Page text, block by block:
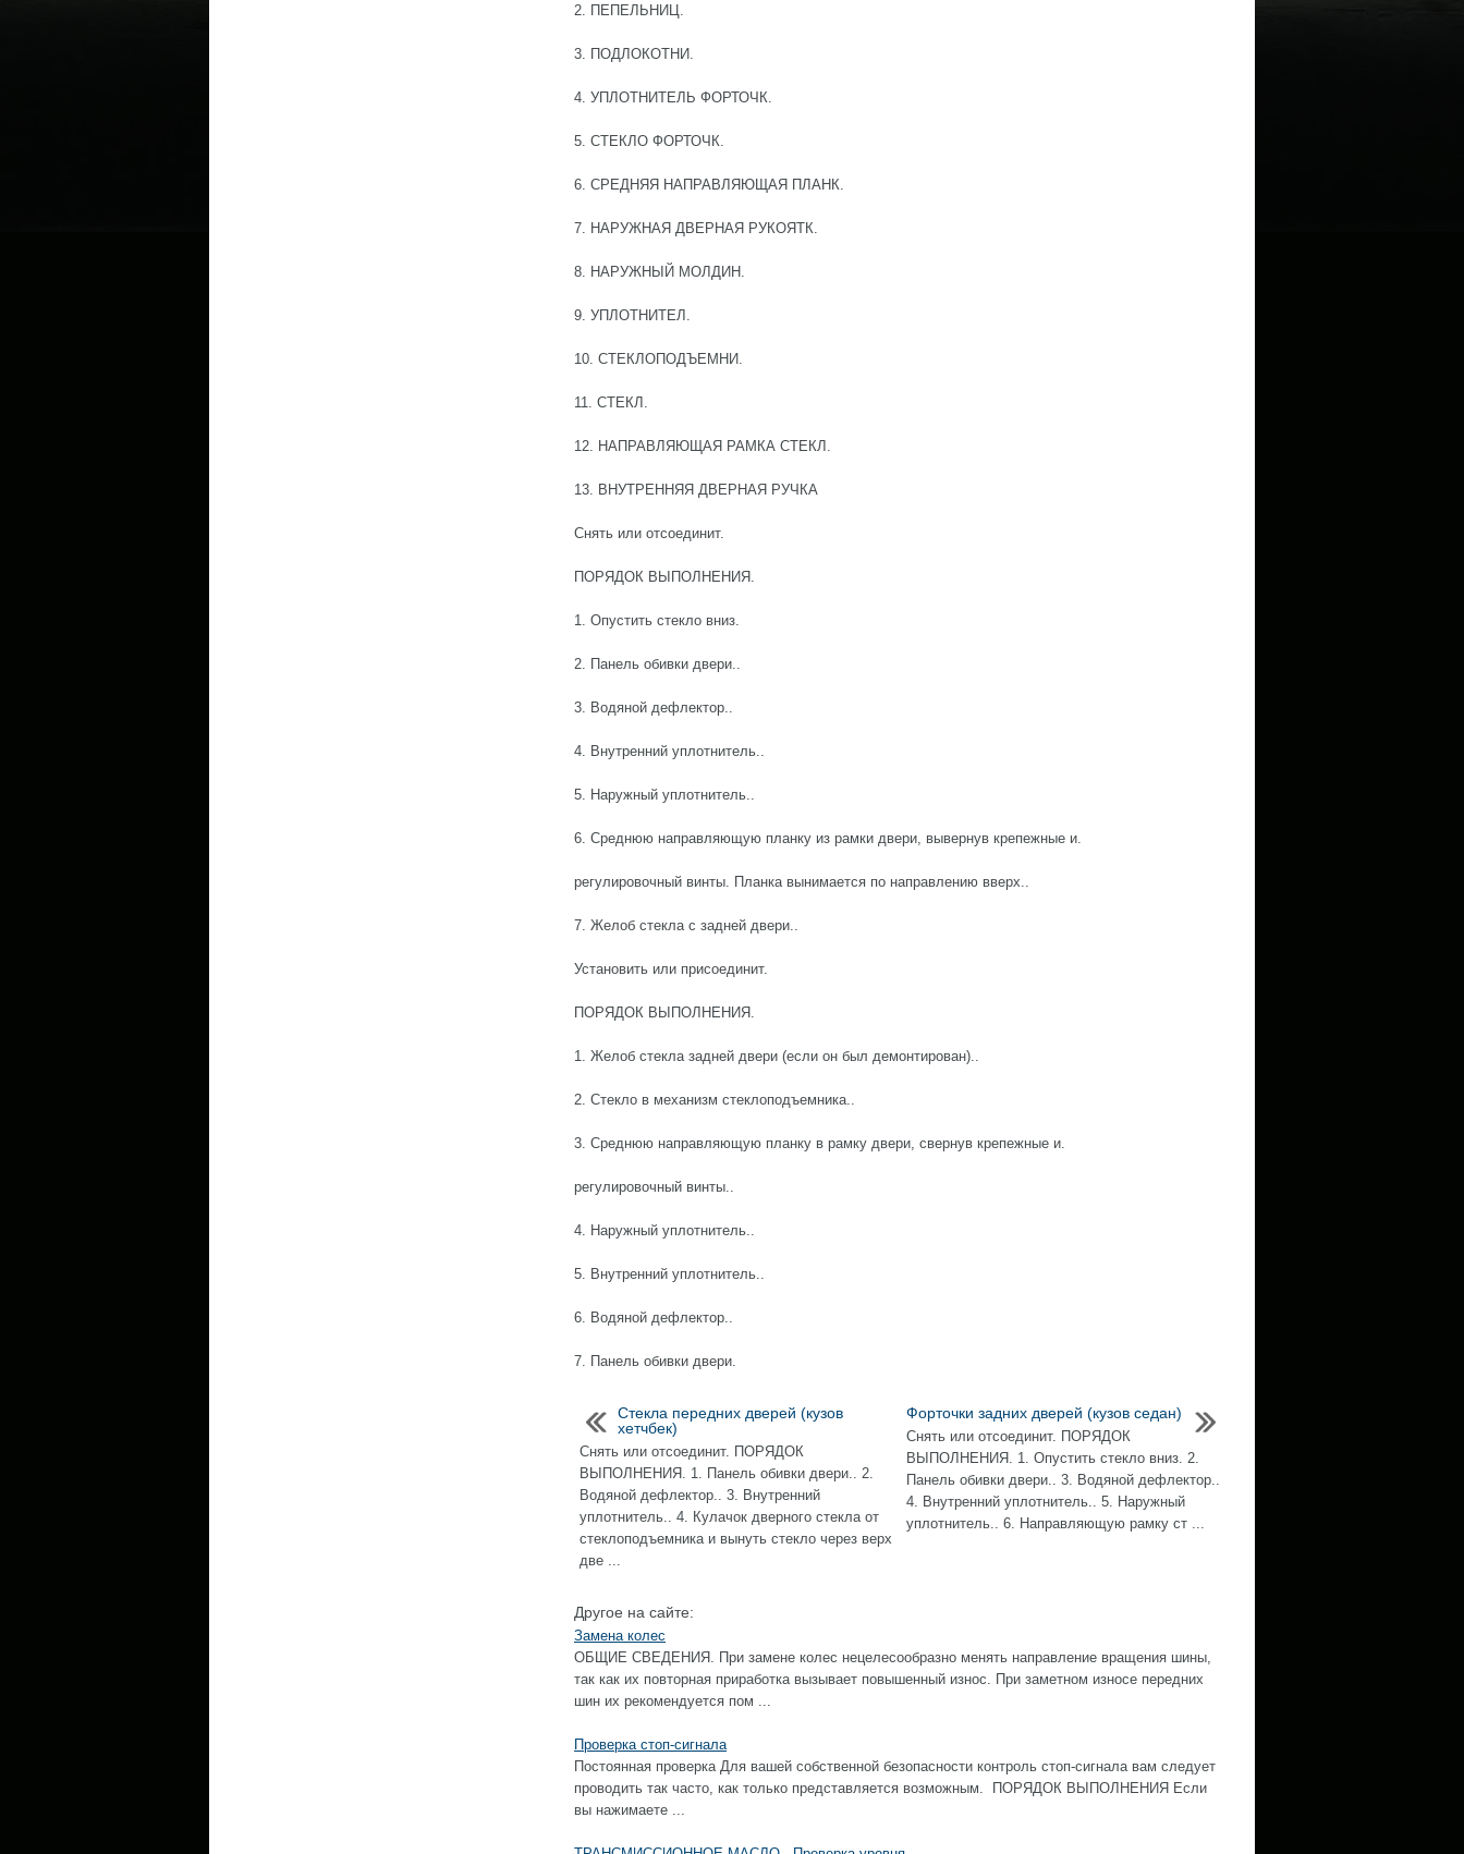
2. ПЕПЕЛЬНИЦ.
3. ПОДЛОКОТНИ.
4. УПЛОТНИТЕЛЬ ФОРТОЧК.
5. СТЕКЛО ФОРТОЧК.
6. СРЕДНЯЯ НАПРАВЛЯЮЩАЯ ПЛАНК.
7. НАРУЖНАЯ ДВЕРНАЯ РУКОЯТК.
8. НАРУЖНЫЙ МОЛДИН.
9. УПЛОТНИТЕЛ.
10. СТЕКЛОПОДЪЕМНИ.
11. СТЕКЛ.
12. НАПРАВЛЯЮЩАЯ РАМКА СТЕКЛ.
13. ВНУТРЕННЯЯ ДВЕРНАЯ РУЧКА
Снять или отсоединит.
ПОРЯДОК ВЫПОЛНЕНИЯ.
1. Опустить стекло вниз.
2. Панель обивки двери..
3. Водяной дефлектор..
4. Внутренний уплотнитель..
5. Наружный уплотнитель..
6. Среднюю направляющую планку из рамки двери, вывернув крепежные и.
регулировочный винты. Планка вынимается по направлению вверх..
7. Желоб стекла с задней двери..
Установить или присоединит.
ПОРЯДОК ВЫПОЛНЕНИЯ.
1. Желоб стекла задней двери (если он был демонтирован)..
2. Стекло в механизм стеклоподъемника..
3. Среднюю направляющую планку в рамку двери, свернув крепежные и.
регулировочный винты..
4. Наружный уплотнитель..
5. Внутренний уплотнитель..
6. Водяной дефлектор..
7. Панель обивки двери.
Стекла передних дверей (кузов
хетчбек)
Снять или отсоединит. ПОРЯДОК
ВЫПОЛНЕНИЯ. 1. Панель обивки двери.. 2.
Водяной дефлектор.. 3. Внутренний
уплотнитель.. 4. Кулачок дверного стекла от
cтеклоподъемника и вынуть стекло через верх
две ...
Форточки задних дверей (кузов седан)
Снять или отсоединит. ПОРЯДОК
ВЫПОЛНЕНИЯ. 1. Опустить стекло вниз. 2.
Панель обивки двери.. 3. Водяной дефлектор..
4. Внутренний уплотнитель.. 5. Наружный
уплотнитель.. 6. Направляющую рамку ст ...
Другое на сайте:
Замена колес
ОБЩИЕ СВЕДЕНИЯ. При замене колес нецелесообразно менять направление вращения шины,
так как их повторная приработка вызывает повышенный износ. При заметном износе передних
шин их рекомендуется пом ...
Проверка стоп-сигнала
Постоянная проверка Для вашей собственной безопасности контроль стоп-сигнала вам следует
проводить так часто, как только представляется возможным. ПОРЯДОК ВЫПОЛНЕНИЯ Если
вы нажимаете ...